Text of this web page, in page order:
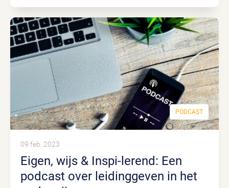
PODCAST
Eigen, wijs & Inspi-lerend: Een
podcast over leidinggeven in het
09 feb. 2023